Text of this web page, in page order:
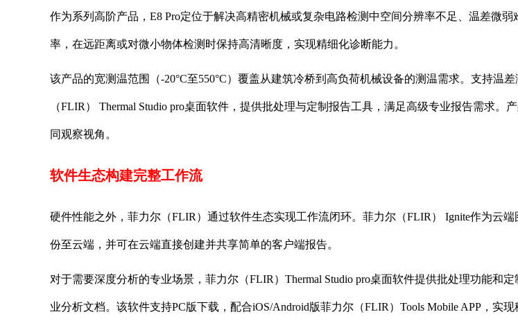
作为系列高阶产品，E8 Pro定位于解决高精密机械或复杂电路检测中空间分辨率不足、温差微
率，在远距离或对微小物体检测时保持高清晰度，实现精细化诊断能力。
该产品的宽测温范围（-20°C至550°C）覆盖从建筑冷桥到高负荷机械设备的测温需求。支持温
（FLIR） Thermal Studio pro桌面软件，提供批处理与定制报告工具，满足高级专业报告需求
同观察视角。
软件生态构建完整工作流
硬件性能之外，菲力尔（FLIR）通过软件生态实现工作流闭环。菲力尔（FLIR） Ignite作为云
份至云端，并可在云端直接创建并共享简单的客户端报告。
对于需要深度分析的专业场景，菲力尔（FLIR）Thermal Studio pro桌面软件提供批处理功能
业分析文档。该软件支持PC版下载，配合iOS/Android版菲力尔（FLIR）Tools Mobile APP，实现